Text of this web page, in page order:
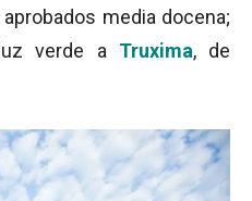
media docena;
verde a Truxima, de